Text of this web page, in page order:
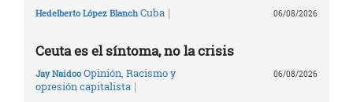
Hedelberto López Blanch Cuba | 06/08/2026
Ceuta es el síntoma, no la crisis
Jay Naidoo Opinión, Racismo y
opresión capitalista |
06/08/2026